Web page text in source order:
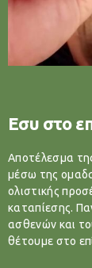
Εσυ στο
Αποτέλεσμα
μέσω της
ολιστικής
καταπίεσης.
ασθενών και
θέτουμε στο